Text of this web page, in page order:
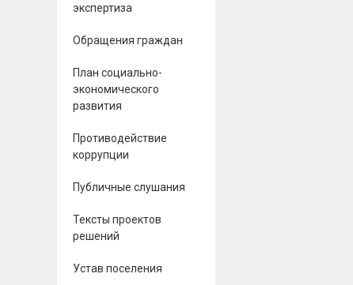
экспертиза
Обращения граждан
План социально-
экономического
развития
Противодействие
коррупции
Публичные слушания
Тексты проектов
решений
Устав поселения